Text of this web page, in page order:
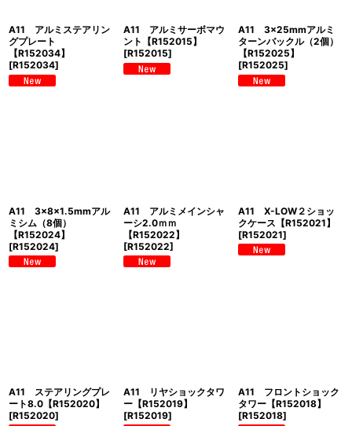
A11 アルミステアリン
グプレート
【R152034】
[R152034]
A11 アルミサーボマウ
ント【R152015】
[R152015]
A11 3×25mmアルミ
ターンバックル（2個）
【R152025】
[R152025]
A11 3×8×1.5mmアル
ミシム（8個）
【R152024】
[R152024]
A11 アルミメインシャ
ーシ2.0ｍｍ
【R152022】
[R152022]
A11 X-LOW２ショッ
クケース【R152021】
[R152021]
A11 ステアリングプレ
ート8.0【R152020】
[R152020]
A11 リヤショックタワ
ー【R152019】
[R152019]
A11 フロントショック
タワー【R152018】
[R152018]